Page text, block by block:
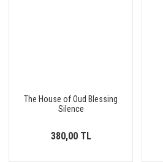
The House of Oud Blessing
Silence
380,00 TL